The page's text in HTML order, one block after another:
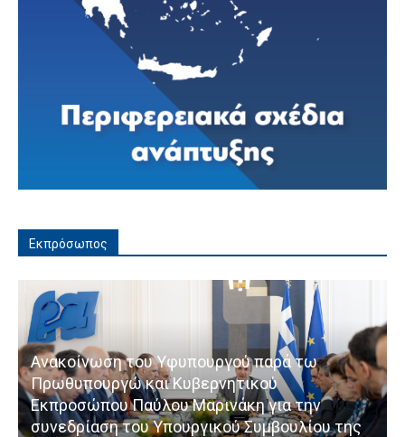
Εκπρόσωπος
Ανακοίνωση του Υφυπουργού παρά τω
Πρωθυπουργώ και Κυβερνητικού
Εκπροσώπου Παύλου Μαρινάκη για την
συνεδρίαση του Υπουργικού Συμβουλίου της